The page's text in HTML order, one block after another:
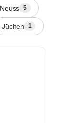
Neuss 5
Jüchen 1